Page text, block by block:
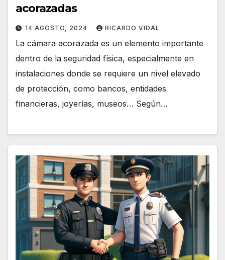
acorazadas
14 AGOSTO, 2024 RICARDO VIDAL
La cámara acorazada es un elemento importante
dentro de la seguridad física, especialmente en
instalaciones donde se requiere un nivel elevado
de protección, como bancos, entidades
financieras, joyerías, museos… Según…